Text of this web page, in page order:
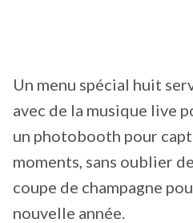
Un menu spécial huit
avec de la musique live
un photobooth pour
moments, sans oublier
coupe de champagne
nouvelle année.